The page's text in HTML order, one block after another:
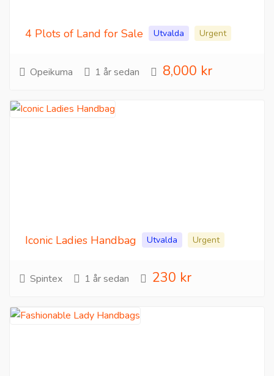
4 Plots of Land for Sale Utvalda Urgent
Opeikuma 1 år sedan 8,000 kr
Iconic Ladies Handbag Utvalda Urgent
Spintex 1 år sedan 230 kr